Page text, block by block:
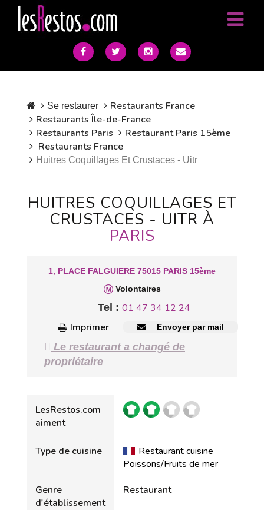
Se restaurer
Restaurants France
Restaurants Île-de-France
Restaurants Paris
Restaurant Paris 15ème
Restaurants France
Huitres Coquillages Et Crustaces - Uitr
HUITRES COQUILLAGES ET
CRUSTACES - UITR À
PARIS
1, PLACE FALGUIERE 75015 PARIS 15ème
Volontaires
Tel : 01 47 34 12 24
Imprimer
Envoyer par mail
Le restaurant a changé de
propriétaire
LesRestos.com
aiment
Type de cuisine
Restaurant cuisine
Poissons/Fruits de mer
Genre
d'établissement
Restaurant